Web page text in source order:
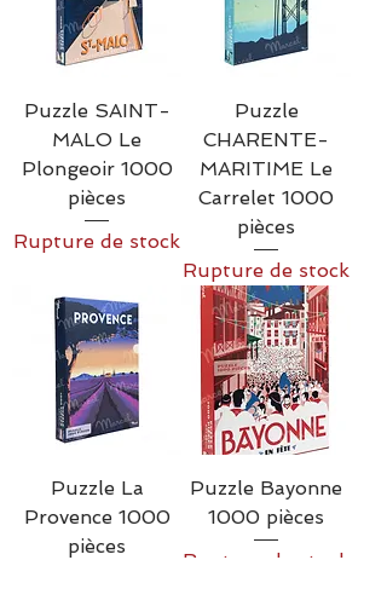
Puzzle SAINT-
MALO Le
Plongeoir 1000
pièces
Rupture de stock
Puzzle
CHARENTE-
MARITIME Le
Carrelet 1000
pièces
Rupture de stock
Puzzle La
Provence 1000
pièces
Puzzle Bayonne
1000 pièces
Rupture de stock